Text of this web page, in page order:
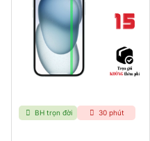
BH trọn đời 30 phút